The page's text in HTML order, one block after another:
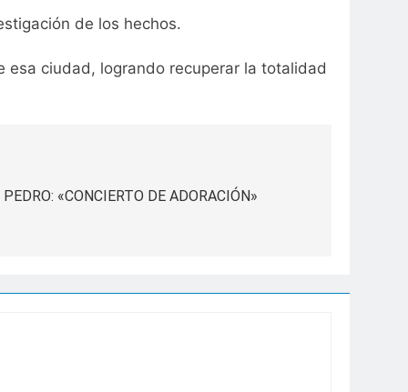
de los hechos.
ciudad, logrando recuperar la totalidad
«CONCIERTO DE ADORACIÓN»